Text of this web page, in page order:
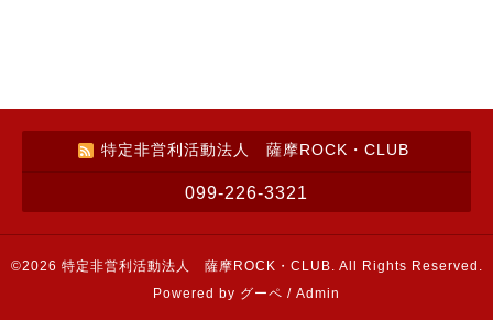
特定非営利活動法人 薩摩ROCK・CLUB
099-226-3321
©2026 特定非営利活動法人 薩摩ROCK・CLUB. All Rights Reserved.
Powered by グーペ / Admin